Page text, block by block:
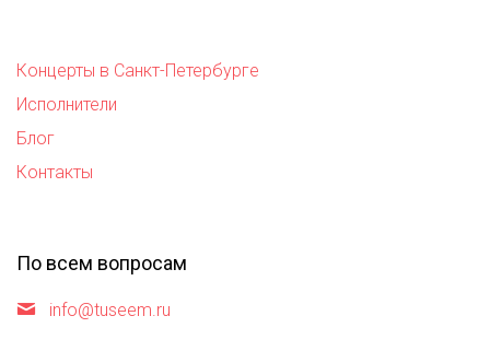
Концерты в Санкт-Петербурге
Исполнители
Блог
Контакты
По всем вопросам
info@tuseem.ru